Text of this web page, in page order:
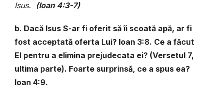
Isus. (Ioan 4:3-7)
b. Dacă Isus S-ar fi oferit să îi scoată apă, ar fi
fost acceptată oferta Lui? Ioan 3:8. Ce a făcut
El pentru a elimina prejudecata ei? (Versetul 7,
ultima parte). Foarte surprinsă, ce a spus ea?
Ioan 4:9.